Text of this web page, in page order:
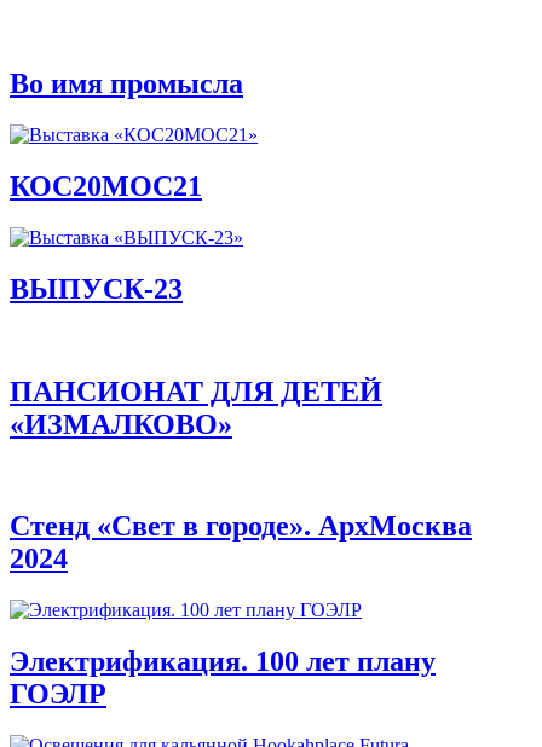
Во имя промысла
КОС20МОС21
ВЫПУСК-23
ПАНСИОНАТ ДЛЯ ДЕТЕЙ
«ИЗМАЛКОВО»
Стенд «Свет в городе». АрхМосква
2024
Электрификация. 100 лет плану
ГОЭЛР